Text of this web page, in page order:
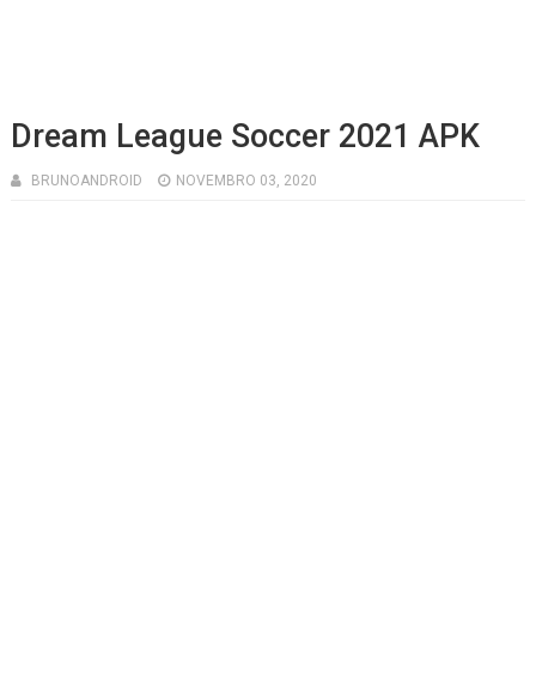
Dream League Soccer 2021 APK
BRUNOANDROID NOVEMBRO 03, 2020